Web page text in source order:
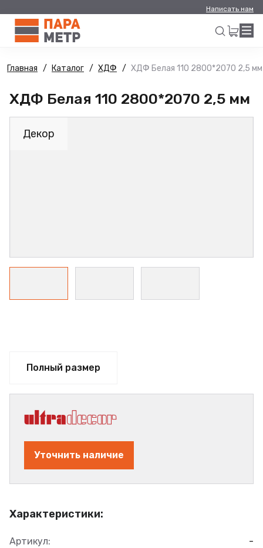
Написать нам
Искать
Главная Каталог ХДФ ХДФ Белая 110 2800*2070 2,5 мм
ХДФ Белая 110 2800*2070 2,5 мм
Декор
Полный размер
Характеристики:
Артикул: -
Уточнить наличие